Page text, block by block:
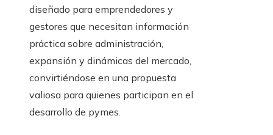
diseñado para emprendedores y
gestores que necesitan información
práctica sobre administración,
expansión y dinámicas del mercado,
convirtiéndose en una propuesta
valiosa para quienes participan en el
desarrollo de pymes.